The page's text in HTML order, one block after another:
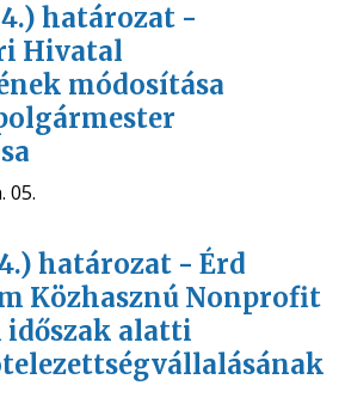
4.) határozat -
Hivatal
módosítása
05.
4.) határozat - Érd
Közhasznú Nonprofit
alatti